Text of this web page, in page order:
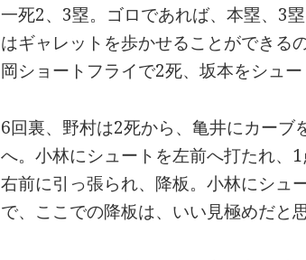
一死2、3塁。ゴロであれば、本塁、3
はギャレットを歩かせることができる
岡ショートフライで2死、坂本をシュー
6回裏、野村は2死から、亀井にカーブ
へ。小林にシュートを左前へ打たれ、
右前に引っ張られ、降板。小林にシュ
で、ここでの降板は、いい見極めだと思